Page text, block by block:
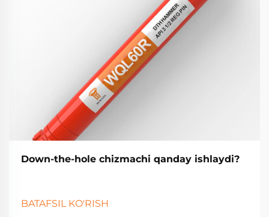
Down-the-hole chizmachi qanday ishlaydi?
BATAFSIL KO'RISH